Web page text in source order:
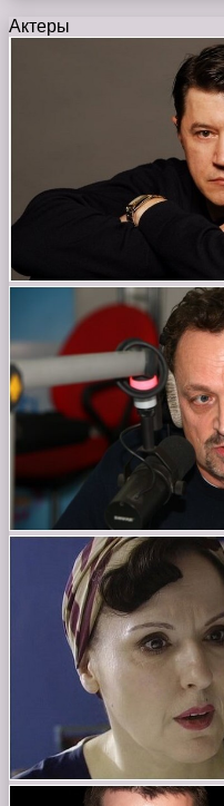
Актеры